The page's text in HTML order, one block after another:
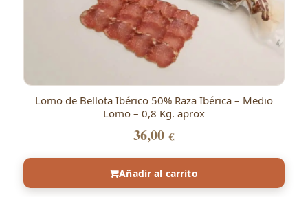
Lomo de Bellota Ibérico 50% Raza Ibérica – Medio
Lomo – 0,8 Kg. aprox
36,00€
Añadir al carrito